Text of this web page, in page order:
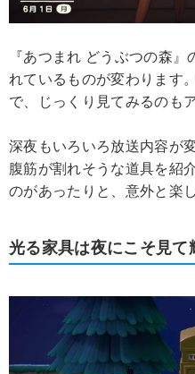
『あつまれ どうぶつの森
れているものが変わります
で、じっくり見てみるのも
深夜もいろいろ放送内容が
腹筋が割れそうな道具を紹
のがあったりと、意外と楽
光る家具は夜にこそ見て